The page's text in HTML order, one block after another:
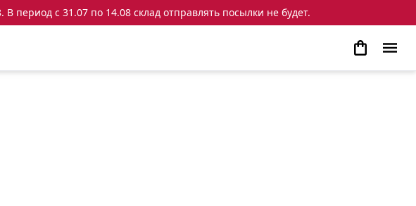
период с 31.07 по 14.08 склад отправлять посылки не будет.